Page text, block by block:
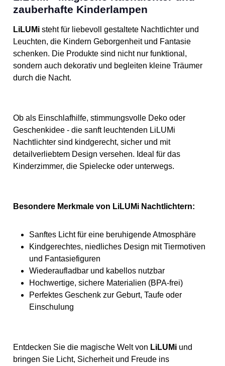
zauberhafte Kinderlampen
LiLUMi steht für liebevoll gestaltete Nachtlichter und
Leuchten, die Kindern Geborgenheit und Fantasie
schenken. Die Produkte sind nicht nur funktional,
sondern auch dekorativ und begleiten kleine Träumer
durch die Nacht.
Ob als Einschlafhilfe, stimmungsvolle Deko oder
Geschenkidee - die sanft leuchtenden LiLUMi
Nachtlichter sind kindgerecht, sicher und mit
detailverliebtem Design versehen. Ideal für das
Kinderzimmer, die Spielecke oder unterwegs.
Besondere Merkmale von LiLUMi Nachtlichtern:
Sanftes Licht für eine beruhigende Atmosphäre
Kindgerechtes, niedliches Design mit Tiermotiven
und Fantasiefiguren
Wiederaufladbar und kabellos nutzbar
Hochwertige, sichere Materialien (BPA-frei)
Perfektes Geschenk zur Geburt, Taufe oder
Einschulung
Entdecken Sie die magische Welt von LiLUMi und
bringen Sie Licht, Sicherheit und Freude ins